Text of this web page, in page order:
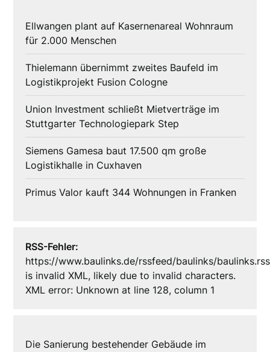
Ellwangen plant auf Kasernenareal Wohnraum
für 2.000 Menschen
Thielemann übernimmt zweites Baufeld im
Logistikprojekt Fusion Cologne
Union Investment schließt Mietverträge im
Stuttgarter Technologiepark Step
Siemens Gamesa baut 17.500 qm große
Logistikhalle in Cuxhaven
Primus Valor kauft 344 Wohnungen in Franken
RSS-Fehler:
https://www.baulinks.de/rssfeed/baulinks/baulinks.rss
is invalid XML, likely due to invalid characters.
XML error: Unknown at line 128, column 1
Die Sanierung bestehender Gebäude im